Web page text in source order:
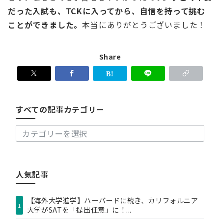
だった入試も、TCKに入ってから、自信を持って挑む
ことができました。本当にありがとうございました！
Share
すべての記事カテゴリー
べ
記
事
ー
人気記事
1
【海外大学進学】ハーバードに続き、カリフォルニア
大学がSATを「提出任意」に！...